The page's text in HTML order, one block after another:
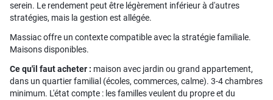
serein. Le rendement peut être légèrement inférieur à d'autres
stratégies, mais la gestion est allégée.
Massiac offre un contexte compatible avec la stratégie familiale.
Maisons disponibles.
Ce qu'il faut acheter : maison avec jardin ou grand appartement,
dans un quartier familial (écoles, commerces, calme). 3-4 chambres
minimum. L'état compte : les familles veulent du propre et du